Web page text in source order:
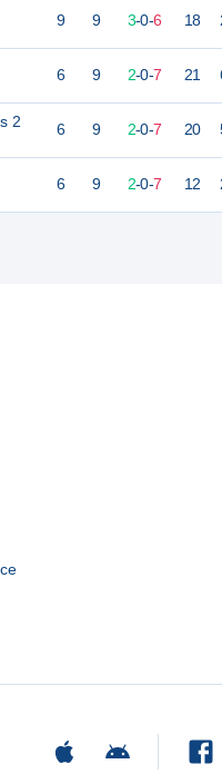
2
9 9 3-0-6 18
6 9 2-0-7 21
6 9 2-0-7 20
6 9 2-0-7 12